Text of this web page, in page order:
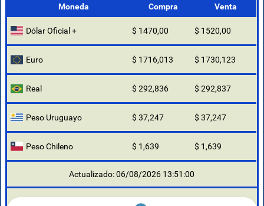
Moneda Compra Venta
Dólar Oficial + $ 1470,00 $ 1520,00
Euro $ 1716,013 $ 1730,123
Real $ 292,836 $ 292,837
Peso Uruguayo $ 37,247 $ 37,247
Peso Chileno $ 1,639 $ 1,639
Actualizado: 06/08/2026 13:51:00